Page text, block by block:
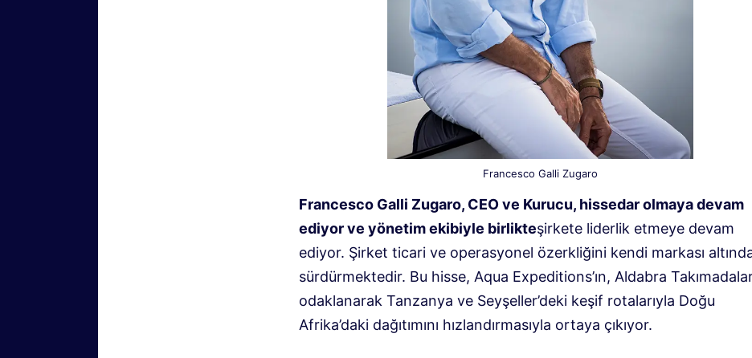
Francesco Galli Zugaro
Francesco Galli Zugaro, CEO ve Kurucu, hissedar olmaya devam
ediyor ve yönetim ekibiyle birlikteşirkete liderlik etmeye devam
ediyor. Şirket ticari ve operasyonel özerkliğini kendi markası
sürdürmektedir. Bu hisse, Aqua Expeditions’ın, Aldabra
odaklanarak Tanzanya ve Seyşeller’deki keşif rotalarıyla Doğu
Afrika’daki dağıtımını hızlandırmasıyla ortaya çıkıyor.